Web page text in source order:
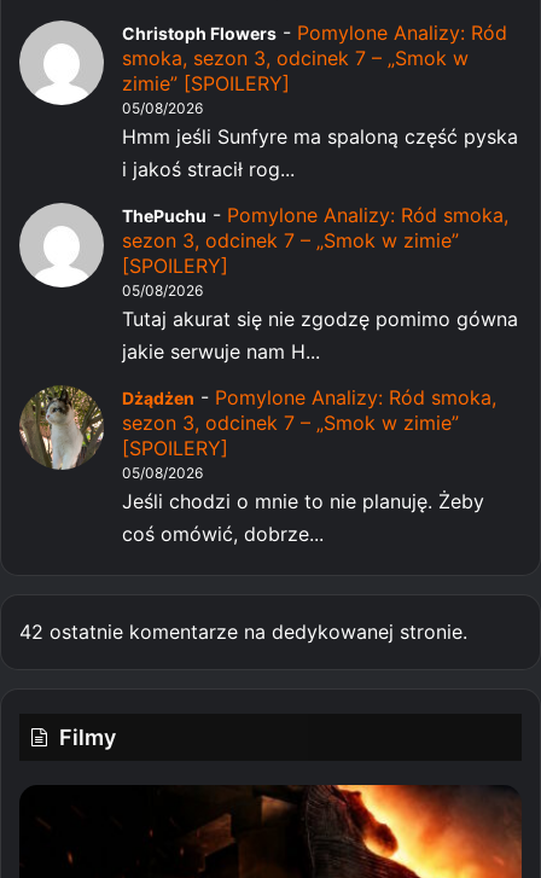
Christoph Flowers - Pomylone Analizy: Ród
smoka, sezon 3, odcinek 7 – „Smok w
zimie” [SPOILERY]
05/08/2026
Hmm jeśli Sunfyre ma spaloną część pyska
i jakoś stracił rog...
ThePuchu - Pomylone Analizy: Ród smoka,
sezon 3, odcinek 7 – „Smok w zimie”
[SPOILERY]
05/08/2026
Tutaj akurat się nie zgodzę pomimo gówna
jakie serwuje nam H...
Dżądżen - Pomylone Analizy: Ród smoka,
sezon 3, odcinek 7 – „Smok w zimie”
[SPOILERY]
05/08/2026
Jeśli chodzi o mnie to nie planuję. Żeby
coś omówić, dobrze...
42 ostatnie komentarze na dedykowanej stronie.
Filmy